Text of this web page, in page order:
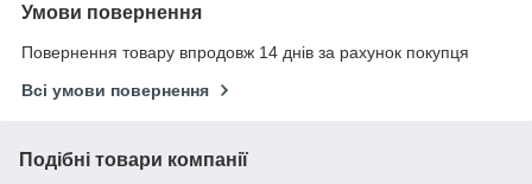
Умови повернення
Повернення товару впродовж 14 днів за рахунок покупця
Всі умови повернення
Подібні товари компанії